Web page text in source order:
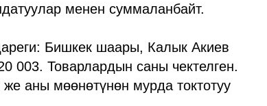
менен суммаланбайт.
Бишкек шаары, Калык Акиев
003. Товарлардын саны чектелген.
аны мөөнөтүнөн мурда токтотуу